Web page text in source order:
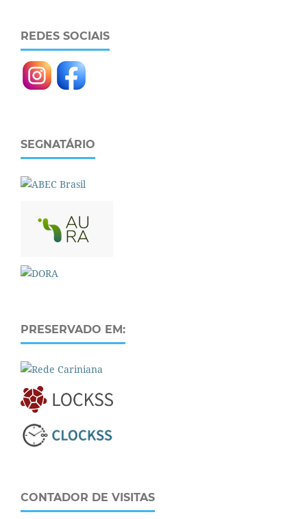
REDES SOCIAIS
SEGNATÁRIO
PRESERVADO EM:
CONTADOR DE VISITAS